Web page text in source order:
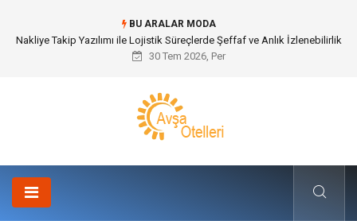
BU ARALAR MODA
Galericilik Belgesi Almanın Avantajları Nelerdir?
30 Tem 2026, Per